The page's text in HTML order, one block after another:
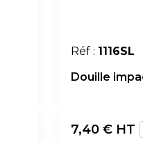
Réf : 1116SL
Douille
7,40 € HT